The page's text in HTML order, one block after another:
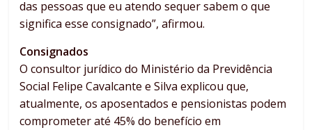
das pessoas que eu atendo sequer sabem o que
significa esse consignado”, afirmou.
Consignados
O consultor jurídico do Ministério da Previdência
Social Felipe Cavalcante e Silva explicou que,
atualmente, os aposentados e pensionistas podem
comprometer até 45% do benefício em